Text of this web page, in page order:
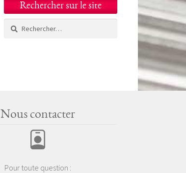
Rechercher sur le site
Rechercher :
Nous contacter
Pour toute question :